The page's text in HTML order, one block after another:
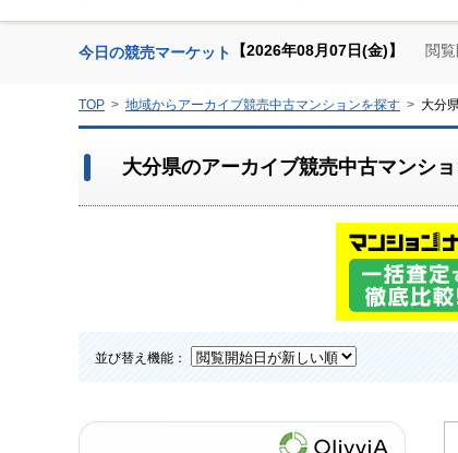
今日の競売マーケット 【2026年08月07日(金)】 閲覧
TOP 地域からアーカイブ競売中古マンションを探す 大分
大分県のアーカイブ競売中古マンシ
並び替え機能：